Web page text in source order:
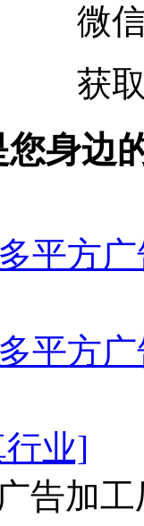
微
获
身边
多平方
多平方
业]
告加